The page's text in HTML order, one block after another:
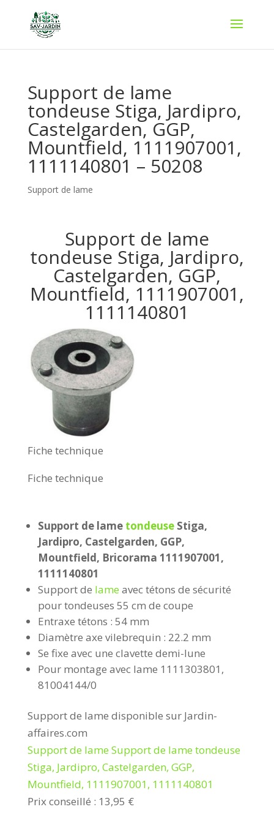
Support de lame
tondeuse Stiga, Jardipro,
Castelgarden, GGP,
Mountfield, 1111907001,
1111140801 – 50208
Support de lame
Support de lame
tondeuse Stiga, Jardipro,
Castelgarden, GGP,
Mountfield, 1111907001,
1111140801
Fiche technique
Fiche technique
Support de lame tondeuseStiga,
Jardipro, Castelgarden, GGP,
Mountfield, Bricorama 1111907001,
1111140801
Support de lameavec tétons de sécurité
pour tondeuses 55 cm de coupe
Entraxe tétons : 54 mm
Diamètre axe vilebrequin : 22.2 mm
Se fixe avec une clavette demi-lune
Pour montage avec lame 1111303801,
81004144/0
Support de lame disponible sur Jardin-
affaires.com
Support de lame Support de lame tondeuse
Stiga, Jardipro, Castelgarden, GGP,
Mountfield, 1111907001, 1111140801
Prix conseillé : 13,95 €